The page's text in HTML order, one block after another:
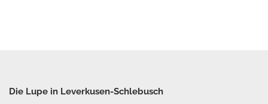
Die Lupe in Leverkusen-Schlebusch